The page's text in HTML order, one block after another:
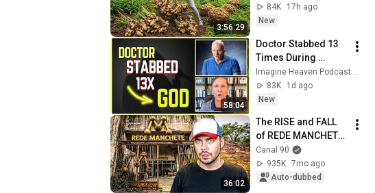
3:56:29
Truckload for the
Village Market
84K
17h ago
New
58:04
Doctor Stabbed 13
Times During
Murder Attempt -
Then God Showed
Up | Near Death
83K
1d ago
New
36:02
The RISE and FALL
of REDE MANCHETE!
| Doc 90
Canal 90
935K 7mo ago
Auto-dubbed